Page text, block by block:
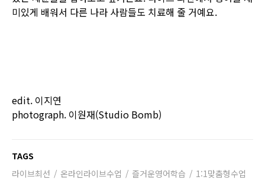
미있게 배워서 다른 나라 사람들도 치료해 줄 거예요.
edit. 이지연
photograph. 이원재(Studio Bomb)
TAGS
라이브최선
온라인라이브수업 즐거운영어학습
1:1맞춤형수업